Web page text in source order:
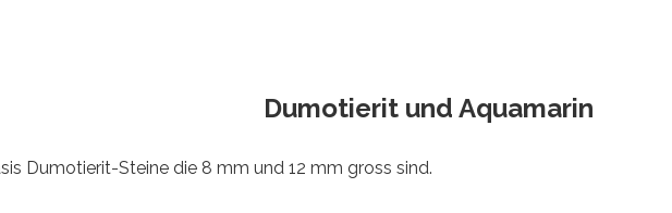
Dumotierit und Aquamarin
Dumotierit-Steine die 8 mm und 12 mm gross sind.